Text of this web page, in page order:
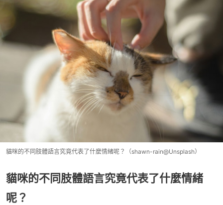
貓咪的不同肢體語言究竟代表了什麼情緒呢？（shawn-rain@Unsplash）
貓咪的不同肢體語言究竟代表了什麼情緒
呢？